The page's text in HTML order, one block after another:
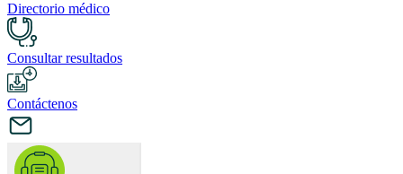
Directorio médico
Consultar resultados
Contáctenos